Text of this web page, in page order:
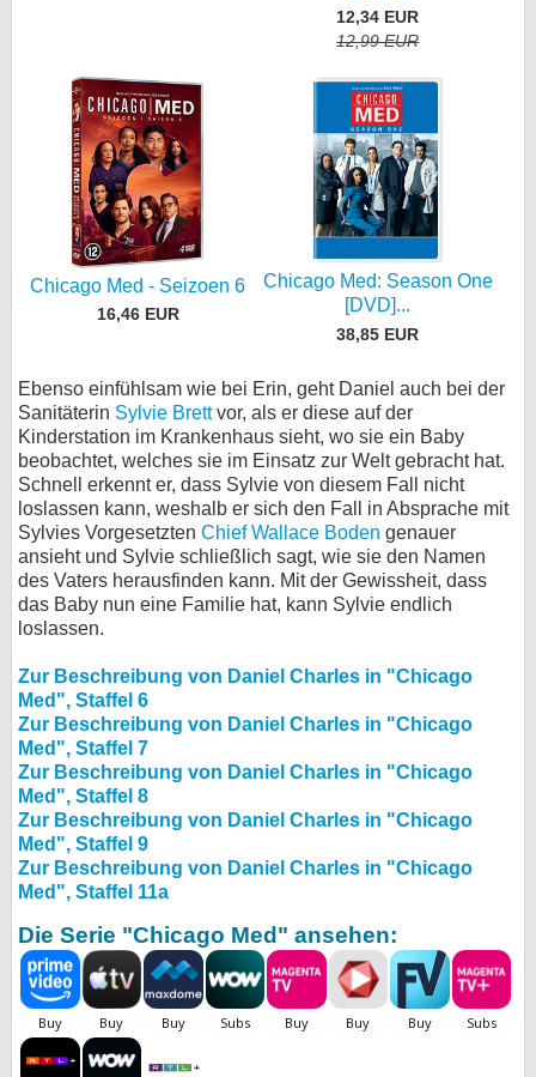
12,34 EUR
12,99 EUR
Chicago Med - Seizoen 6
16,46 EUR
Chicago Med: Season One
[DVD]...
38,85 EUR
Ebenso einfühlsam wie bei Erin, geht Daniel auch bei der
Sanitäterin Sylvie Brettvor, als er diese auf der
Kinderstation im Krankenhaus sieht, wo sie ein Baby
beobachtet, welches sie im Einsatz zur Welt gebracht hat.
Schnell erkennt er, dass Sylvie von diesem Fall nicht
loslassen kann, weshalb er sich den Fall in Absprache mit
Sylvies Vorgesetzten Chief Wallace Boden genauer
ansieht und Sylvie schließlich sagt, wie sie den Namen
des Vaters herausfinden kann. Mit der Gewissheit, dass
das Baby nun eine Familie hat, kann Sylvie endlich
loslassen.
Zur Beschreibung von Daniel Charles in "Chicago
Med", Staffel 6
Zur Beschreibung von Daniel Charles in "Chicago
Med", Staffel 7
Zur Beschreibung von Daniel Charles in "Chicago
Med", Staffel 8
Zur Beschreibung von Daniel Charles in "Chicago
Med", Staffel 9
Zur Beschreibung von Daniel Charles in "Chicago
Med", Staffel 11a
Die Serie "Chicago Med" ansehen: